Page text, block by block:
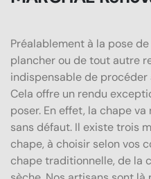
Préalablement à la pose
plancher ou de tout autre
indispensable de
Cela offre un rendu
poser. En effet, la chape
sans défaut. Il existe trois
chape, à choisir selon vos
chape traditionnelle, de la